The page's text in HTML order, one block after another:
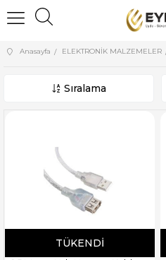
Anasayfa ELEKTRONİK MALZEMELER
Sıralama
TÜKENDI